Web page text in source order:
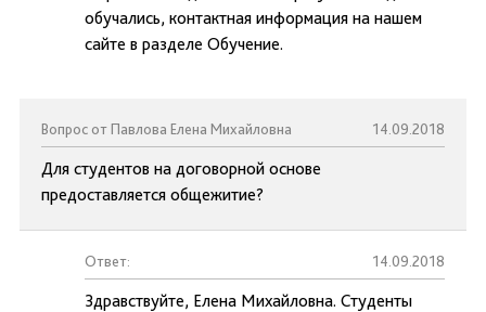
обучались, контактная информация на нашем
сайте в разделе Обучение.
Вопрос от Павлова Елена Михайловна 14.09.2018
Для студентов на договорной основе
предоставляется общежитие?
Ответ: 14.09.2018
Здравствуйте, Елена Михайловна. Студенты